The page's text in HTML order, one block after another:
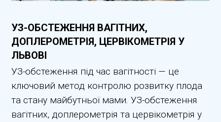
УЗ-ОБСТЕЖЕННЯ ВАГІТНИХ,
ДОПЛЕРОМЕТРІЯ, ЦЕРВІКОМЕТРІЯ У
ЛЬВОВІ
УЗ-обстеження під час вагітності — це
ключовий метод контролю розвитку плода
та стану майбутньої мами. УЗ-обстеження
вагітних, доплерометрія та цервікометрія у